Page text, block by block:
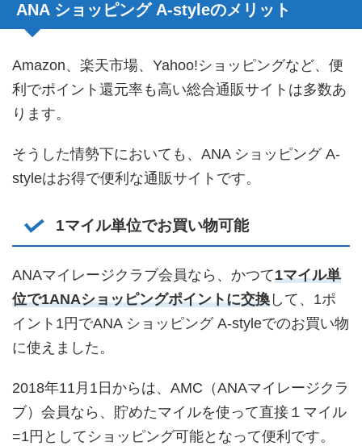
ANA ショッピング A-styleのメリット
Amazon、楽天市場、Yahoo!ショッピングなど、便
利でポイント還元率も高い総合通販サイトは多数あ
ります。
そうした情勢下においても、ANA ショッピング A-
styleはお得で便利な通販サイトです。
1マイル単位でお買い物可能
ANAマイレージクラブ会員なら、かつて1マイル単
位で1ANAショッピングポイントに交換 して、1ポ
イント1円でANA ショッピング A-styleでのお買い物
に使えました。
2018年11月1日からは、AMC（ANAマイレージクラ
ブ）会員なら、貯めたマイルを使って直接１マイル
=1円としてショッピング可能となって便利です。